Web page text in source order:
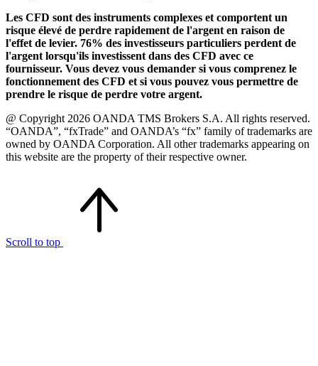
Les CFD sont des instruments complexes et comportent un
risque élevé de perdre rapidement de l'argent en raison de
l'effet de levier. 76% des investisseurs particuliers perdent de
l'argent lorsqu'ils investissent dans des CFD avec ce
fournisseur. Vous devez vous demander si vous comprenez le
fonctionnement des CFD et si vous pouvez vous permettre de
prendre le risque de perdre votre argent.
@ Copyright 2026 OANDA TMS Brokers S.A. All rights reserved.
“OANDA”, “fxTrade” and OANDA’s “fx” family of trademarks are
owned by OANDA Corporation. All other trademarks appearing on
this website are the property of their respective owner.
Scroll to top